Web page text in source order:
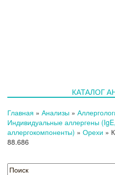
КАТАЛОГ
Главная » Анализы »
Индивидуальные аллергены
аллергокомпоненты) » Орехи »
88.686